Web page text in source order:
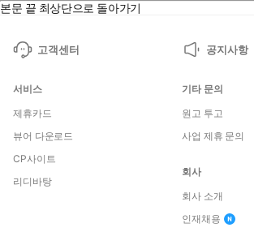
본문 끝 최상단으로 돌아가기
고객센터 공지사항
서비스
제휴카드
뷰어 다운로드
CP사이트
리디바탕
기타 문의
원고 투고
사업 제휴 문의
회사
회사 소개
인재채용